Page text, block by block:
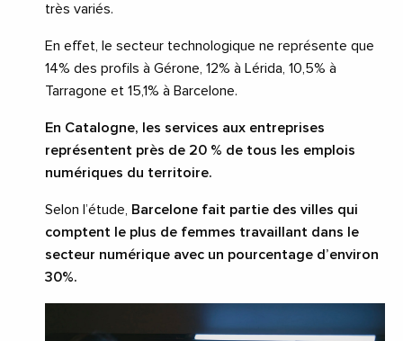
très variés.
En effet, le secteur technologique ne représente que
14% des profils à Gérone, 12% à Lérida, 10,5% à
Tarragone et 15,1% à Barcelone.
En Catalogne, les services aux entreprises
représentent près de 20 % de tous les emplois
numériques du territoire.
Selon l’étude, Barcelone fait partie des villes qui
comptent le plus de femmes travaillant dans le
secteur numérique avec un pourcentage d’environ
30%.